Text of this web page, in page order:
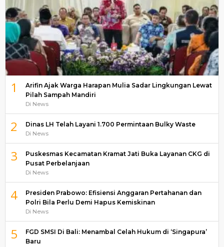
1
Arifin Ajak Warga Harapan Mulia Sadar Lingkungan Lewat
Pilah Sampah Mandiri
Di News
2 Dinas LH Telah Layani 1.700 Permintaan Bulky Waste
Di News
3
Puskesmas Kecamatan Kramat Jati Buka Layanan CKG di
Pusat Perbelanjaan
Di News
4
Presiden Prabowo: Efisiensi Anggaran Pertahanan dan
Polri Bila Perlu Demi Hapus Kemiskinan
Di News
5
FGD SMSI Di Bali: Menambal Celah Hukum di ‘Singapura’
Baru